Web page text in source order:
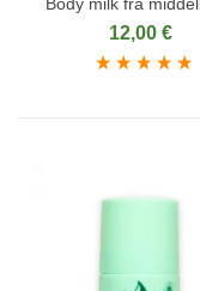
12,00 €